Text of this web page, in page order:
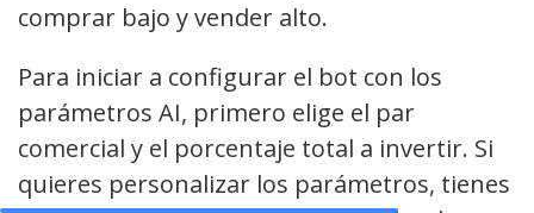
comprar bajo y vender alto.
Para iniciar a configurar el bot con los
parámetros AI, primero elige el par
comercial y el porcentaje total a invertir. Si
quieres personalizar los parámetros, tienes